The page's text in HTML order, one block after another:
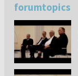
forumtopics